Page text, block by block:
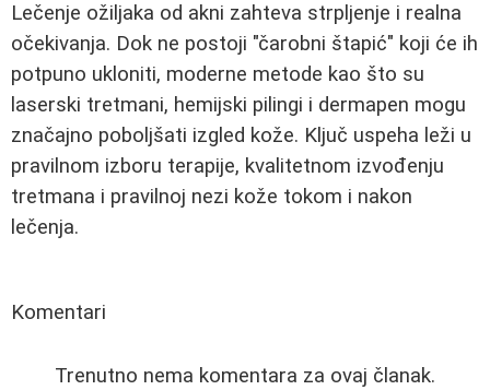
Lečenje ožiljaka od akni zahteva strpljenje i realna
očekivanja. Dok ne postoji "čarobni štapić" koji će ih
potpuno ukloniti, moderne metode kao što su
laserski tretmani, hemijski pilingi i dermapen mogu
značajno poboljšati izgled kože. Ključ uspeha leži u
pravilnom izboru terapije, kvalitetnom izvođenju
tretmana i pravilnoj nezi kože tokom i nakon
lečenja.
Komentari
Trenutno nema komentara za ovaj članak.